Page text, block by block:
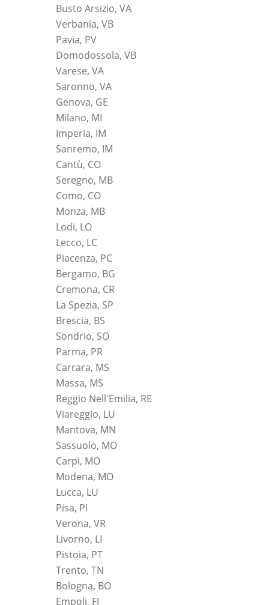
Busto Arsizio, VA
Verbania, VB
Pavia, PV
Domodossola, VB
Varese, VA
Saronno, VA
Genova, GE
Milano, MI
Imperia, IM
Sanremo, IM
Cantù, CO
Seregno, MB
Como, CO
Monza, MB
Lodi, LO
Lecco, LC
Piacenza, PC
Bergamo, BG
Cremona, CR
La Spezia, SP
Brescia, BS
Sondrio, SO
Parma, PR
Carrara, MS
Massa, MS
Reggio Nell'Emilia, RE
Viareggio, LU
Mantova, MN
Sassuolo, MO
Carpi, MO
Modena, MO
Lucca, LU
Pisa, PI
Verona, VR
Livorno, LI
Pistoia, PT
Trento, TN
Bologna, BO
Empoli, FI